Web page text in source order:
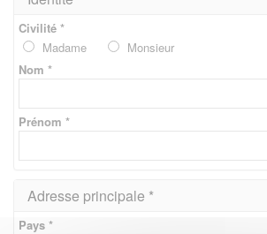
Civilité *
Madame
Monsieur
Nom *
Prénom *
Adresse principale *
Pays *